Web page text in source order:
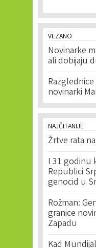
VEZANO
Novinarke
ali dobijaju
novinarki
NAJČITANIJE
Žrtve rata
I 31 godinu
Republici
genocid u
Rožman:
granice
Zapadu
Kad